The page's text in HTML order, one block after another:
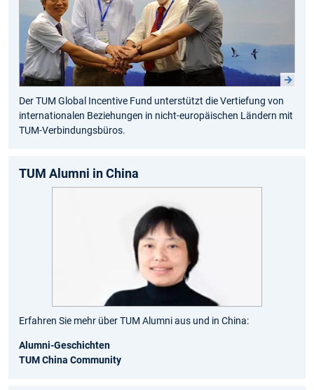
Der TUM Global Incentive Fund unterstützt die Vertiefung von
internationalen Beziehungen in nicht-europäischen Ländern mit
TUM-Verbindungsbüros.
TUM Alumni in China
Erfahren Sie mehr über TUM Alumni aus und in China:
Alumni-Geschichten
TUM China Community